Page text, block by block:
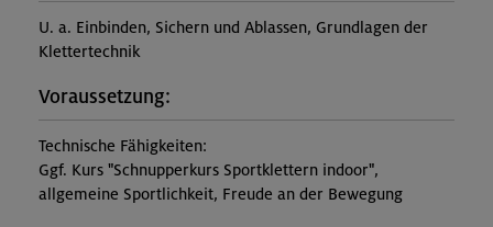
U. a. Einbinden, Sichern und Ablassen, Grundlagen der
Klettertechnik
Voraussetzung:
Technische Fähigkeiten:
Ggf. Kurs "Schnupperkurs Sportklettern indoor",
allgemeine Sportlichkeit, Freude an der Bewegung